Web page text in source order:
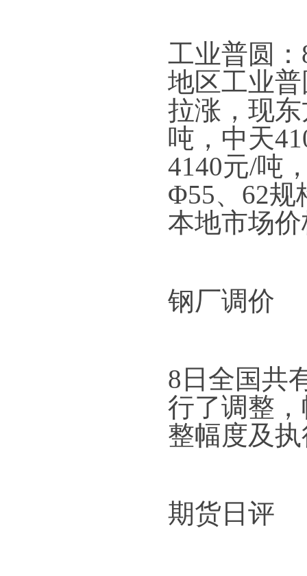
工业普圆
地区工业
拉涨，现
吨，中天
4140元/吨
Φ55、62规
本地市场
钢厂调价
8日全国共
行了调整
整幅度及
期货日评